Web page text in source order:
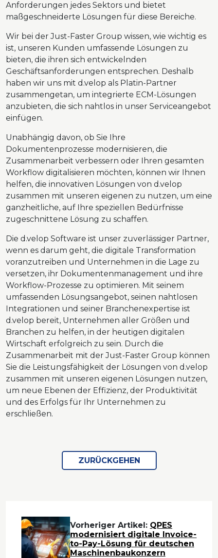
Anforderungen jedes Sektors und bietet
maßgeschneiderte Lösungen für diese Bereiche.
Wir bei der Just-Faster Group wissen, wie wichtig es
ist, unseren Kunden umfassende Lösungen zu
bieten, die ihren sich entwickelnden
Geschäftsanforderungen entsprechen. Deshalb
haben wir uns mit d.velop als Platin-Partner
zusammengetan, um integrierte ECM-Lösungen
anzubieten, die sich nahtlos in unser Serviceangebot
einfügen.
Unabhängig davon, ob Sie Ihre
Dokumentenprozesse modernisieren, die
Zusammenarbeit verbessern oder Ihren gesamten
Workflow digitalisieren möchten, können wir Ihnen
helfen, die innovativen Lösungen von d.velop
zusammen mit unseren eigenen zu nutzen, um eine
ganzheitliche, auf Ihre speziellen Bedürfnisse
zugeschnittene Lösung zu schaffen.
Die d.velop Software ist unser zuverlässiger Partner,
wenn es darum geht, die digitale Transformation
voranzutreiben und Unternehmen in die Lage zu
versetzen, ihr Dokumentenmanagement und ihre
Workflow-Prozesse zu optimieren. Mit seinem
umfassenden Lösungsangebot, seinen nahtlosen
Integrationen und seiner Branchenexpertise ist
d.velop bereit, Unternehmen aller Größen und
Branchen zu helfen, in der heutigen digitalen
Wirtschaft erfolgreich zu sein. Durch die
Zusammenarbeit mit der Just-Faster Group können
Sie die Leistungsfähigkeit der Lösungen von d.velop
zusammen mit unseren eigenen Lösungen nutzen,
um neue Ebenen der Effizienz, der Produktivität
und des Erfolgs für Ihr Unternehmen zu
erschließen.
ZURÜCKGEHEN
Vorheriger Artikel: QPES
modernisiert digitale Invoice-
to-Pay-Lösung für deutschen
Maschinenbaukonzern